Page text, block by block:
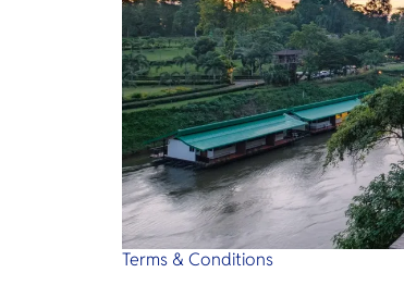
Terms & Conditions